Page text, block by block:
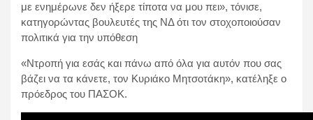
με ενημέρωνε δεν ήξερε τίποτα να μου πει», τόνισε,
κατηγορώντας βουλευτές της ΝΔ ότι τον στοχοποιούσαν
πολιτικά για την υπόθεση
«Ντροπή για εσάς και πάνω από όλα για αυτόν που σας
βάζει να τα κάνετε, τον Κυριάκο Μητσοτάκη», κατέληξε ο
πρόεδρος του ΠΑΣΟΚ.